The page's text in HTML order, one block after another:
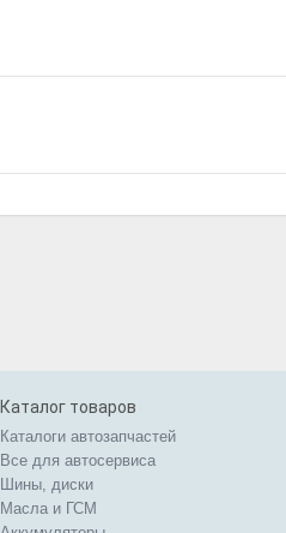
Каталог товаров
Каталоги автозапчастей
Все для автосервиса
Шины, диски
Масла и ГСМ